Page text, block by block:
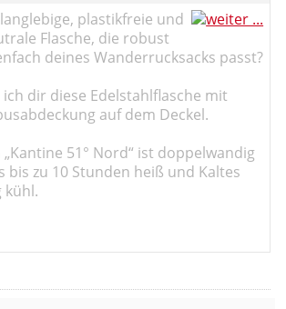
plastikfreie und
Flasche, die robust
deines Wanderrucksacks passt?
dir diese Edelstahlflasche mit
auf dem Deckel.
„Kantine 51° Nord“ ist doppelwandig
bis zu 10 Stunden heiß und Kaltes
kühl.